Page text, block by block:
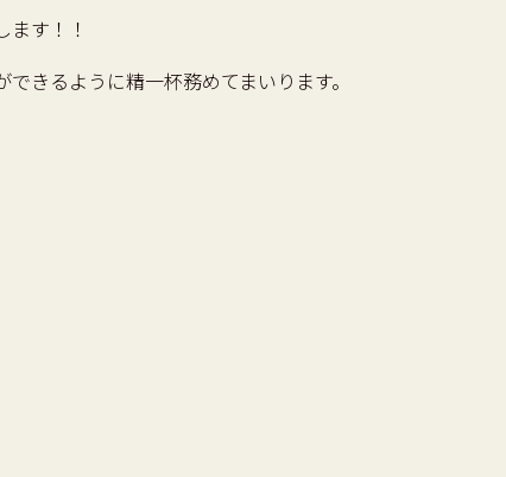
す！！
きるように精一杯務めてまいります。